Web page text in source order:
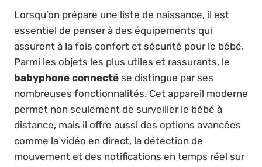
Lorsqu’on prépare une liste de naissance, il est
essentiel de penser à des équipements qui
assurent à la fois confort et sécurité pour le bébé.
Parmi les objets les plus utiles et rassurants, le
babyphone connecté se distingue par ses
nombreuses fonctionnalités. Cet appareil moderne
permet non seulement de surveiller le bébé à
distance, mais il offre aussi des options avancées
comme la vidéo en direct, la détection de
mouvement et des notifications en temps réel sur